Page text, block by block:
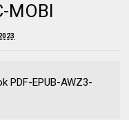
MOBI
PDF-EPUB-AWZ3-